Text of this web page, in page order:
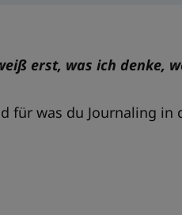
erst, was ich denke,
für was du Journaling in